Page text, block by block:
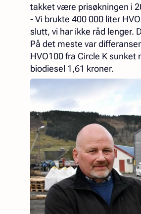
takket være prisøkningen i
- Vi brukte 400 000 liter
slutt, vi har ikke råd lenger.
På det meste var
HVO100 fra Circle K
biodiesel 1,61 kroner.